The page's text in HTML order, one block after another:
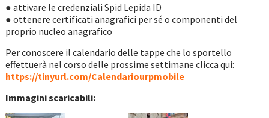
● attivare le credenziali Spid Lepida ID
● ottenere certificati anagrafici per sé o componenti del
proprio nucleo anagrafico
Per conoscere il calendario delle tappe che lo sportello
effettuerà nel corso delle prossime settimane clicca qui:
https://tinyurl.com/Calendariourpmobile
Immagini scaricabili: